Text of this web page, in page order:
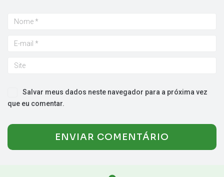
Salvar meus dados neste navegador para a próxima vez
que eu comentar.